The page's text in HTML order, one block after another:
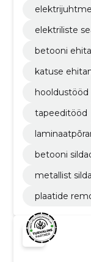
elektriliste
betooni
katuse
hooldustööd
tapeeditööd
betooni
metallist
plaatide